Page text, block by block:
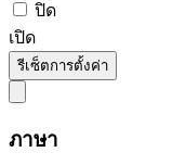
ปิด
เปิด
รีเซ็ตการตั้งค่า
ภาษา